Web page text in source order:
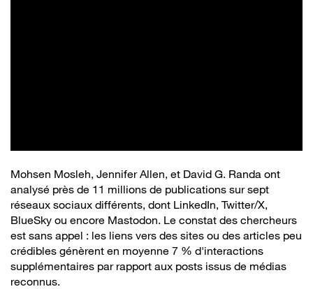
Mohsen Mosleh, Jennifer Allen, et David G. Randa ont
analysé près de 11 millions de publications sur sept
réseaux sociaux différents, dont LinkedIn, Twitter/X,
BlueSky ou encore Mastodon. Le constat des chercheurs
est sans appel : les liens vers des sites ou des articles peu
crédibles génèrent en moyenne 7 % d'interactions
supplémentaires par rapport aux posts issus de médias
reconnus.